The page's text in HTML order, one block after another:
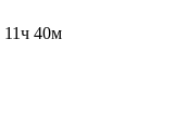
11ч 40м